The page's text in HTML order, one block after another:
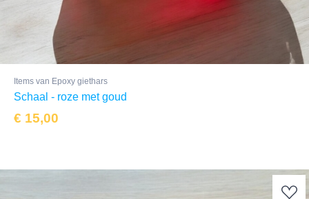
Items van Epoxy giethars
Schaal - roze met goud
€ 15,00